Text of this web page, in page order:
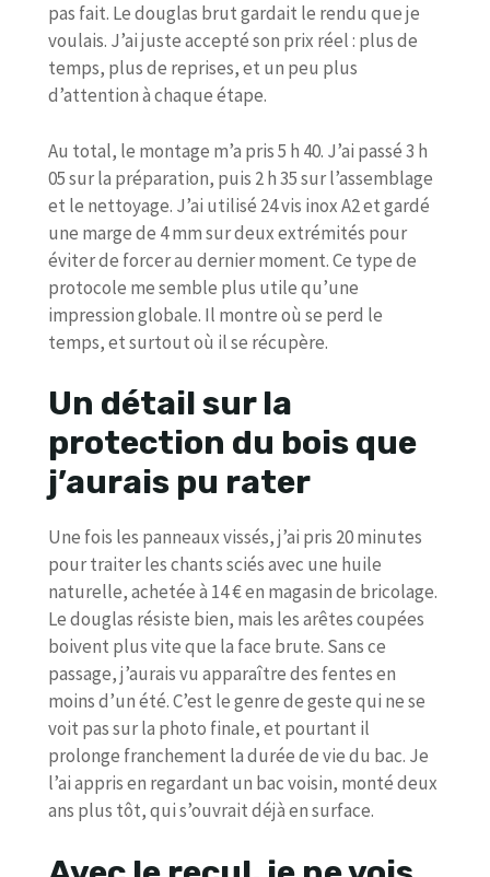
pas fait. Le douglas brut gardait le rendu que je
voulais. J’ai juste accepté son prix réel : plus de
temps, plus de reprises, et un peu plus
d’attention à chaque étape.
Au total, le montage m’a pris 5 h 40. J’ai passé 3 h
05 sur la préparation, puis 2 h 35 sur l’assemblage
et le nettoyage. J’ai utilisé 24 vis inox A2 et gardé
une marge de 4 mm sur deux extrémités pour
éviter de forcer au dernier moment. Ce type de
protocole me semble plus utile qu’une
impression globale. Il montre où se perd le
temps, et surtout où il se récupère.
Un détail sur la
protection du bois que
j’aurais pu rater
Une fois les panneaux vissés, j’ai pris 20 minutes
pour traiter les chants sciés avec une huile
naturelle, achetée à 14 € en magasin de bricolage.
Le douglas résiste bien, mais les arêtes coupées
boivent plus vite que la face brute. Sans ce
passage, j’aurais vu apparaître des fentes en
moins d’un été. C’est le genre de geste qui ne se
voit pas sur la photo finale, et pourtant il
prolonge franchement la durée de vie du bac. Je
l’ai appris en regardant un bac voisin, monté deux
ans plus tôt, qui s’ouvrait déjà en surface.